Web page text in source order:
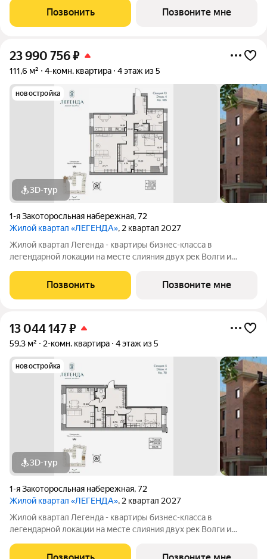
граничит с природным парком на
Позвонить Позвоните мне
23 990 756₽
111,6 м² 4-комн. квартира 4 этаж из 5
новостройка
3D-тур
1-я Закоторосльная набережная,72
Жилой квартал «ЛЕГЕНДА», 2 квартал 2027
Жилой квартал Легенда - квартиры бизнес-класса в
легендарной локации на месте слияния двух рек Волги и
граничит с природным парком на
Позвонить Позвоните мне
13 044 147₽
59,3 м² 2-комн. квартира 4 этаж из 5
новостройка
3D-тур
1-я Закоторосльная набережная,72
Жилой квартал «ЛЕГЕНДА», 2 квартал 2027
Жилой квартал Легенда - квартиры бизнес-класса в
легендарной локации на месте слияния двух рек Волги и